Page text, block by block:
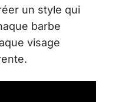
un style qui
barbe
visage